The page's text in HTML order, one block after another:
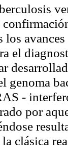
los
el
genoma
-
por
clásica